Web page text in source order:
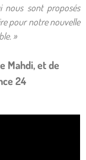
nous sont proposés
pour notre nouvelle
»
et de
24